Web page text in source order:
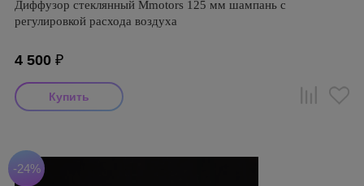
Диффузор стеклянный Mmotors 125 мм шампань с
регулировкой расхода воздуха
4 500 ₽
-24%